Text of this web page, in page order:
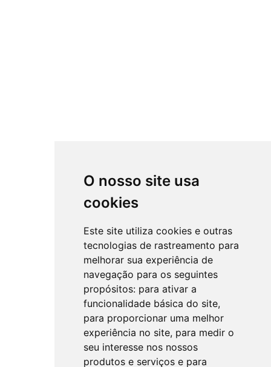
O nosso site usa
cookies
Este site utiliza cookies e outras
tecnologias de rastreamento para
melhorar sua experiência de
navegação para os seguintes
propósitos: para ativar a
funcionalidade básica do site,
para proporcionar uma melhor
experiência no site, para medir o
seu interesse nos nossos
produtos e serviços e para